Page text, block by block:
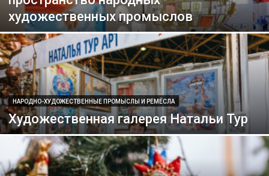
художественных промыслов
НАРОДНО-ХУДОЖЕСТВЕННЫЕ ПРОМЫСЛЫ И РЕМЁСЛА
Художественная галерея Натальи Тур